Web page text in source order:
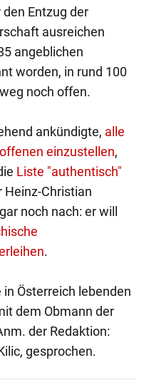
Entzug der
ausreichen
angeblichen
worden, in rund 100
noch offen.
ankündigte, alle
einzustellen,
Liste "authentisch"
Heinz-Christian
noch nach: er will
.
Österreich lebenden
dem Obmann der
der Redaktion:
gesprochen.